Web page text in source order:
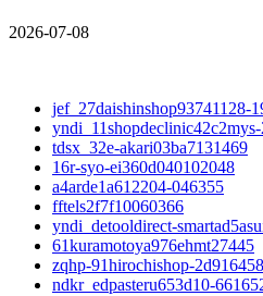
2026-07-08
jef_27daishinshop93741128-
tdsx_32e-akari03ba7131469
16r-syo-ei360d040102048
a4arde1a612204-046355
fftels2f7f10060366
yndi_detooldirect-
61kuramotoya976ehmt27445
zqhp-91hirochishop-
ndkr_edpasteru653d10-